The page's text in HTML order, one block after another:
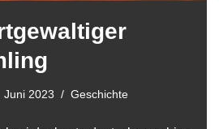
Juni 2023 Geschichte